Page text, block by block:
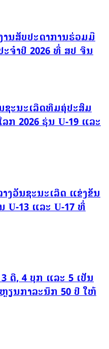
ນສັບປະດາການຮ່ວມມື
ຈຳປີ 2026 ທີ່ ສປ ຈີນ
ຊະນະເລີດທີມຄູ່ປະສົມ
ກ 2026 ຮຸ່ນ U-19 ແລະ
ງວັນຊະນະເລີດ ແຂ່ງຂັນ
U-13 ແລະ U-17 ທີ່
ດີ, 4 ບຸກ ແລະ 5 ເປັນ
ຽນກາລະນຶກ 50 ປີ ໃຫ້